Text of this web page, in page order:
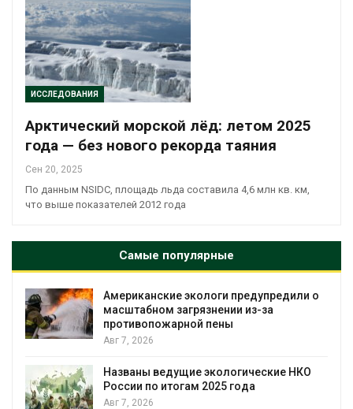
ИССЛЕДОВАНИЯ
Арктический морской лёд: летом 2025
года — без нового рекорда таяния
Сен 20, 2025
По данным NSIDC, площадь льда составила 4,6 млн кв. км,
что выше показателей 2012 года
Самые популярные
Американские экологи предупредили о
масштабном загрязнении из-за
противопожарной пены
Авг 7, 2026
Названы ведущие экологические НКО
России по итогам 2025 года
Авг 7, 2026